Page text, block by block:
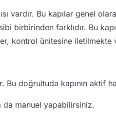
vardır. Bu kapılar genel
farklıdır. Bu
kontrol ünitesine
doğrultuda kapının aktif
da manuel yapabilirsiniz.